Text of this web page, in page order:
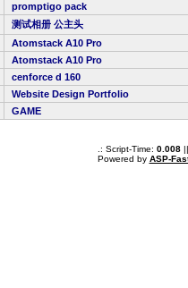
promptigo pack
测试相册 公主头
Atomstack A10 Pro
Atomstack A10 Pro
cenforce d 160
Website Design Portfolio
GAME
.: Script-Time: 0.008||
Powered by ASP-